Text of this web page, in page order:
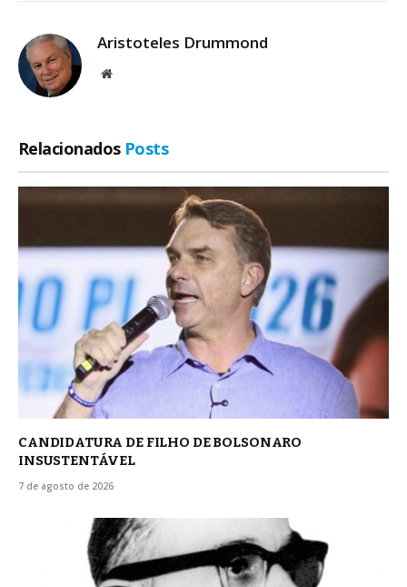
Aristoteles Drummond
Site
Relacionados Posts
CANDIDATURA DE FILHO DE BOLSONARO
INSUSTENTÁVEL
7 de agosto de 2026